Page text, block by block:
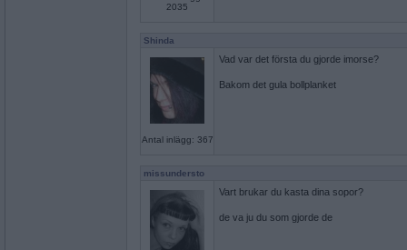
2035
Shinda
Antal inlägg: 367
Vad var det första du gjorde imorse?
Bakom det gula bollplanket
missundersto
Vart brukar du kasta dina sopor?
de va ju du som gjorde de